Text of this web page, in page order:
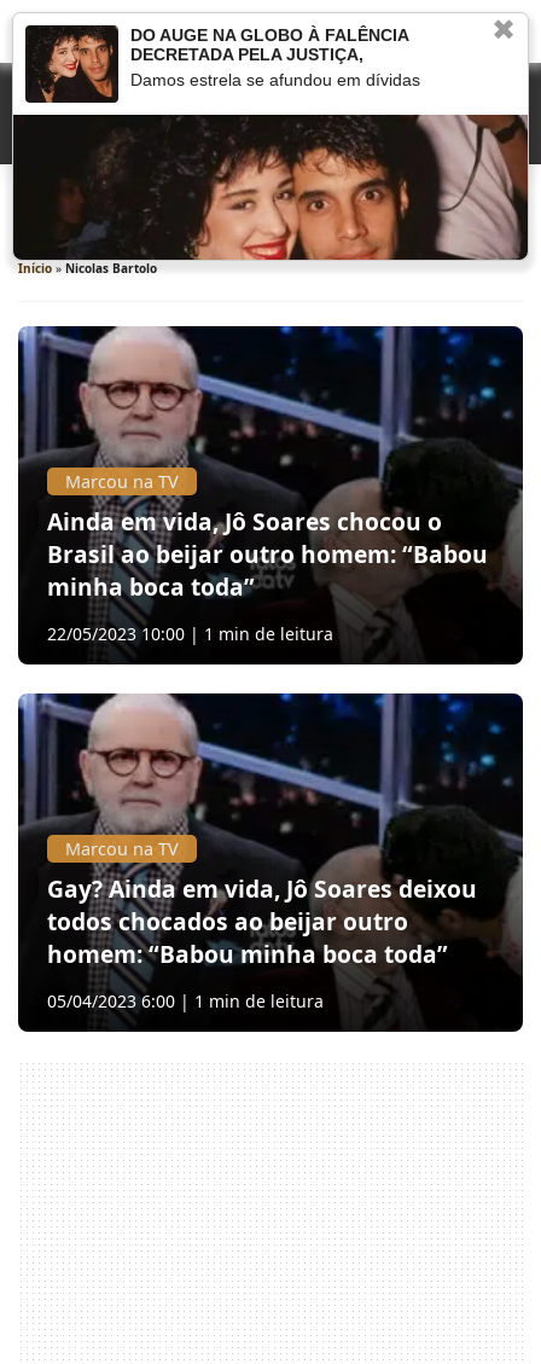
Nicolas Bartolo
Início » Nicolas Bartolo
Marcou na TV
Ainda em vida, Jô Soares chocou o
Brasil ao beijar outro homem: “Babou
minha boca toda”
22/05/2023 10:00 | 1 min de leitura
Marcou na TV
Gay? Ainda em vida, Jô Soares deixou
todos chocados ao beijar outro
homem: “Babou minha boca toda”
05/04/2023 6:00 | 1 min de leitura
✖
DO AUGE NA GLOBO À FALÊNCIA
DECRETADA PELA JUSTIÇA,
Damos estrela se afundou em dívidas